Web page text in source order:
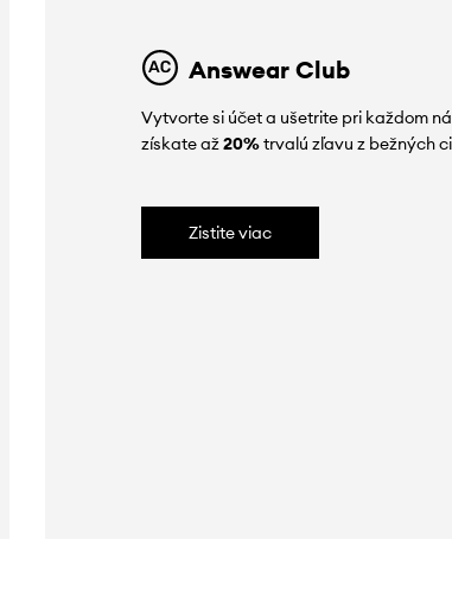
Answear Club
Vytvorte si účet a ušetrite pri každom
získate až20%trvalú zľavu z bežných
Zistite viac